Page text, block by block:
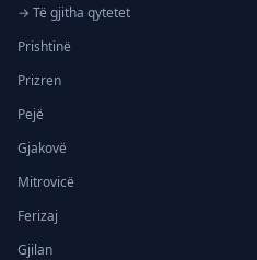
→ Të gjitha qytetet
Prishtinë
Prizren
Pejë
Gjakovë
Mitrovicë
Ferizaj
Gjilan